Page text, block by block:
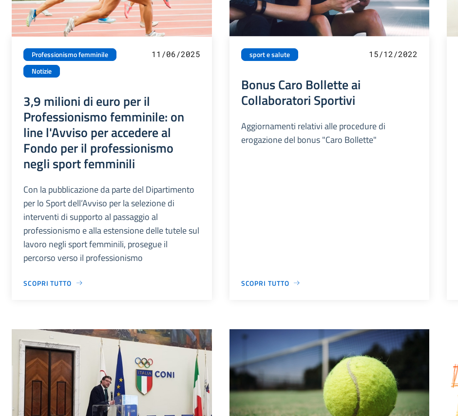
Professionismo femminile
Notizie
11/06/2025
3,9 milioni di euro per il
Professionismo femminile: on
line l'Avviso per accedere al
Fondo per il professionismo
negli sport femminili
Con la pubblicazione da parte del Dipartimento
per lo Sport dell’Avviso per la selezione di
interventi di supporto al passaggio al
professionismo e alla estensione delle tutele sul
lavoro negli sport femminili, prosegue il
percorso verso il professionismo
SCOPRI TUTTO
sport e salute 15/12/2022
Bonus Caro Bollette ai
Collaboratori Sportivi
Aggiornamenti relativi alle procedure di
erogazione del bonus "Caro Bollette"
SCOPRI TUTTO